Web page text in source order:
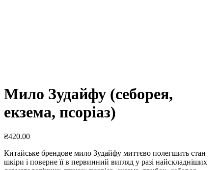
Мило Зудайфу (себорея,
екзема, псоріаз)
₴420.00
Китайське брендове мило Зудайфу миттєво полегшить стан
шкіри і поверне її в первинний вигляд у разі найскладніших